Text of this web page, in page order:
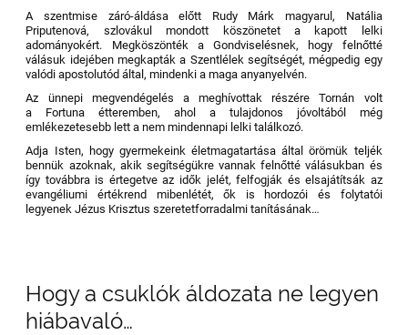
A szentmise záró-áldása előtt Rudy Márk magyarul, Natália
Priputenová, szlovákul mondott köszönetet a kapott lelki
adományokért. Megköszönték a Gondviselésnek, hogy felnőtté
válásuk idejében megkapták a Szentlélek segítségét, mégpedig egy
valódi apostolutód által, mindenki a maga anyanyelvén.
Az ünnepi megvendégelés a meghívottak részére Tornán volt
a Fortuna étteremben, ahol a tulajdonos jóvoltából még
emlékezetesebb lett a nem mindennapi lelki találkozó.
Adja Isten, hogy gyermekeink életmagatartása által örömük teljék
bennük azoknak, akik segítségükre vannak felnőtté válásukban és
így továbbra is értegetve az idők jelét,felfogják és elsajátítsák az
evangéliumi értékrend mibenlétét, ők is hordozói és folytatói
legyenek Jézus Krisztus szeretetforradalmi tanításának…
Hogy a csuklók áldozata ne legyen
hiábavaló…